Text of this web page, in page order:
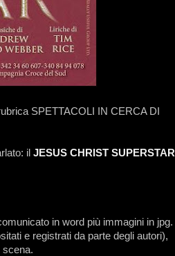
SPETTACOLI IN CERCA DI
il JESUS CHRIST SUPERSTAR
in word più immagini in jpg.
e registrati da parte degli autori),
scena.